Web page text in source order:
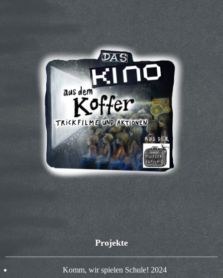
Projekte
Komm, wir spielen Schule! 2024